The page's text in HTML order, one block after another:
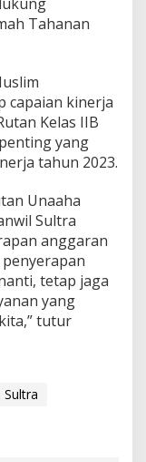
Tahanan
capaian kinerja
Kelas IIB
yang
tahun 2023.
Unaaha
Sultra
anggaran
tetap jaga
yang
tutur